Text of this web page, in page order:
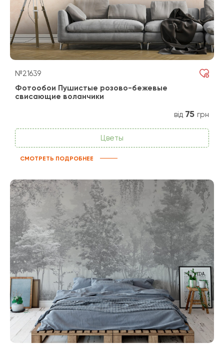
№21639
Фотообои Пушистые розово-бежевые
свисающие воланчики
від 75 грн
Цветы
СМОТРЕТЬ ПОДРОБНЕЕ